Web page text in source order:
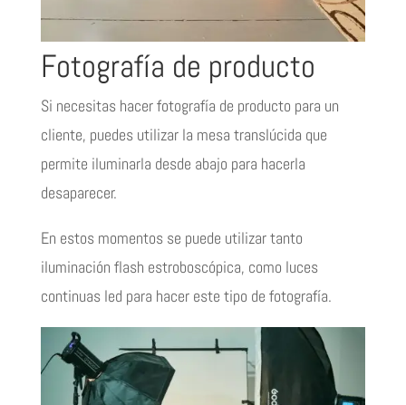
Fotografía de producto
Si necesitas hacer fotografía de producto para un
cliente, puedes utilizar la mesa translúcida que
permite iluminarla desde abajo para hacerla
desaparecer.
En estos momentos se puede utilizar tanto
iluminación flash estroboscópica, como luces
continuas led para hacer este tipo de fotografía.